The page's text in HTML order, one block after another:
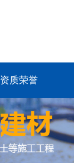
资质荣誉